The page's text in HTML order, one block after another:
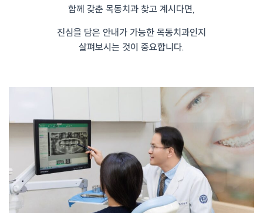
함께 갖춘 목동치과 찾고 계시다면,
진심을 담은 안내가 가능한 목동치과인지
살펴보시는 것이 중요합니다.